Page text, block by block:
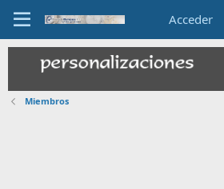
Acceder
Miembros